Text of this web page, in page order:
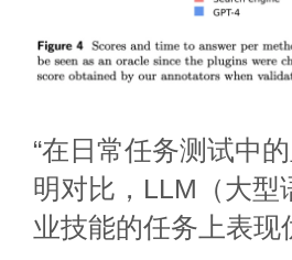
“在日常任务测试中
明对比，LLM（大型
业技能的任务上表现